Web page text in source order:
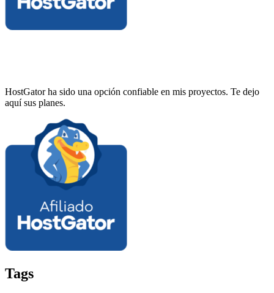
HostGator ha sido una opción confiable en mis proyectos. Te dejo
aquí sus planes.
Tags